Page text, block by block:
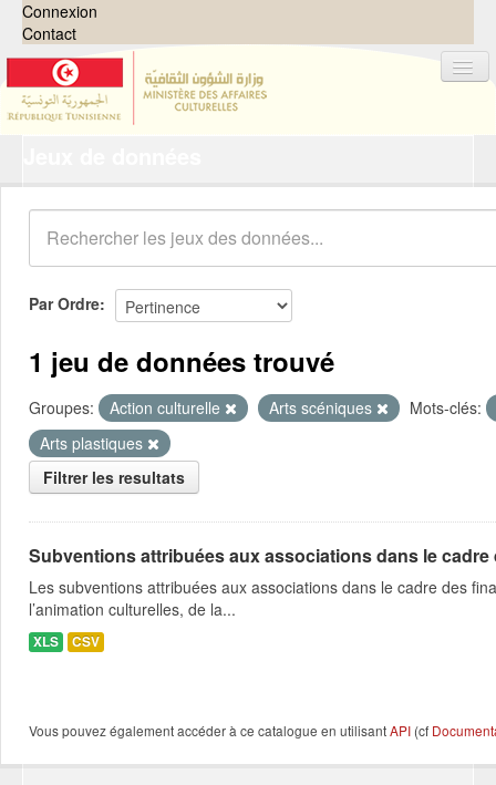
Connexion
Contact
Organisations
Groupes
Demandes 0
À propos
Par Ordre
1 jeu de données trouvé
Groupes: Action culturelle Arts scéniques
Mots-clés:
Arts plastiques
Filtrer les resultats
Subventions attribuées aux associations dans le
Les subventions attribuées aux associations dans le cadre des
l’animation culturelles, de la...
XLS CSV
Vous pouvez également accéder à ce catalogue en utilisantAPI (cf